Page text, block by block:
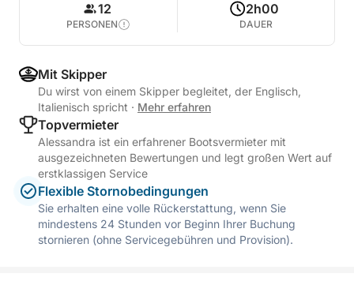
12
PERSONEN
2h00
DAUER
Mit Skipper
Du wirst von einem Skipper begleitet, der Englisch,
Italienisch spricht · Mehr erfahren
Topvermieter
Alessandra ist ein erfahrener Bootsvermieter mit
ausgezeichneten Bewertungen und legt großen Wert auf
erstklassigen Service
Flexible Stornobedingungen
Sie erhalten eine volle Rückerstattung, wenn Sie
mindestens 24 Stunden vor Beginn Ihrer Buchung
stornieren (ohne Servicegebühren und Provision).